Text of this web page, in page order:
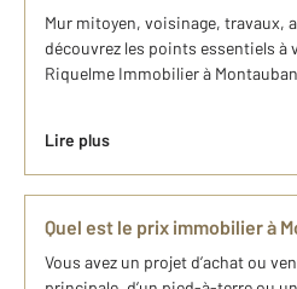
Mur mitoyen, voisinage, travaux,
découvrez les points essentiels à
Riquelme Immobilier à
Lire plus
Quel est le prix immobilier à
Vous avez un projet d’achat ou